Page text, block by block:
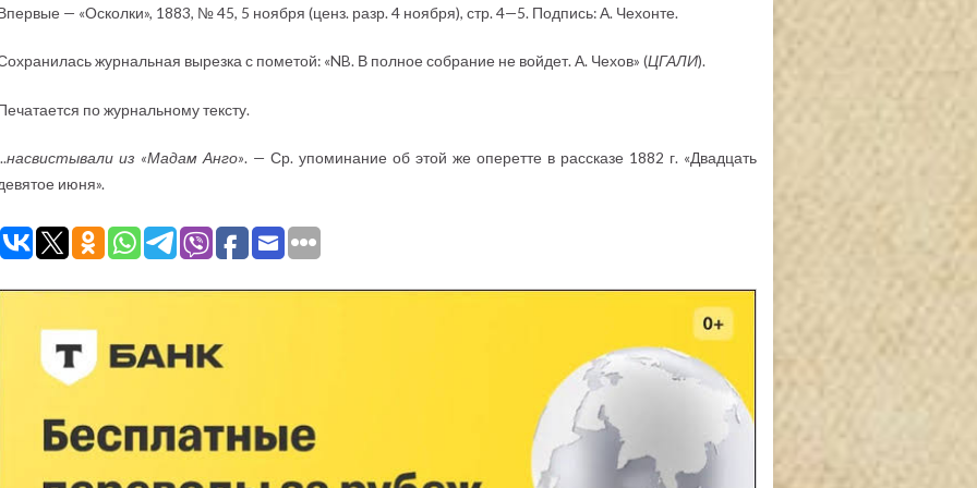
— «Осколки», 1883, № 45, 5 ноября (ценз. разр. 4 ноября), стр. 4—5. Подпись: А. Чехонте.
журнальная вырезка с пометой: «NB. В полное собрание не войдет. А. Чехов» (ЦГАЛИ).
по журнальному тексту.
насвистывали из «Мадам Анго». — Ср. упоминание об этой же оперетте в рассказе 1882 г. «Двадцать
июня».